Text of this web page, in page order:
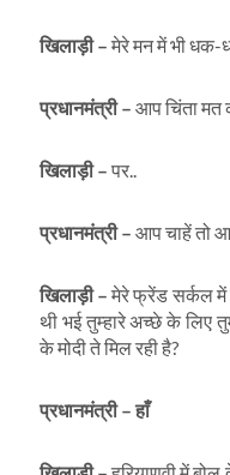
खिलाड़ी – मेरे मन में भी धक-
प्रधानमंत्री – आप चिंता मत
खिलाड़ी – पर..
प्रधानमंत्री – आप चाहें तो
खिलाड़ी – मेरे फ्रेंड सर्कल में
थी भई तुम्हारे अच्छे के लिए
के मोदी ते मिल रही है?
प्रधानमंत्री – हाँ